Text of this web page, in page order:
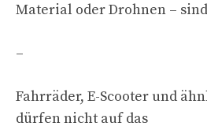
Material oder Drohnen –
–
Fahrräder, E-Scooter und
dürfen nicht auf das